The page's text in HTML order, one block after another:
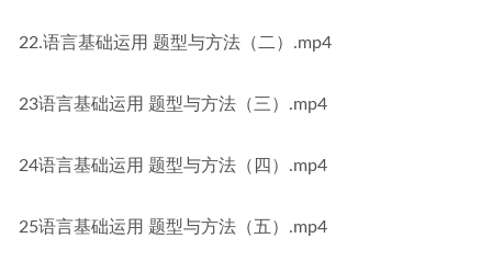
22.语言基础运用 题型与方法（二）.mp4
23语言基础运用 题型与方法（三）.mp4
24语言基础运用 题型与方法（四）.mp4
25语言基础运用 题型与方法（五）.mp4